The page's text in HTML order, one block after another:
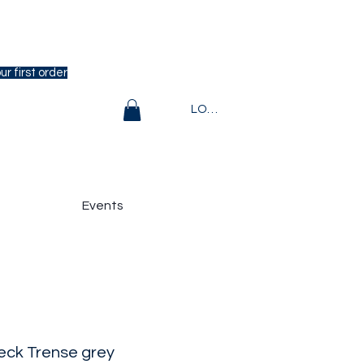
first order
LOGIN
Events
Trense grey